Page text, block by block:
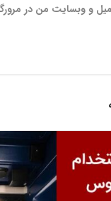
و وبسایت من در